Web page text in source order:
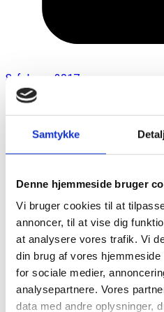
Samtykke
Denne hjemmeside bruger
Vi bruger cookies til at
annoncer, til at vise dig
at analysere vores trafik. Vi
din brug af vores
for sociale medier,
analysepartnere. Vores
data med andre oplysninger,
8. februar 2017